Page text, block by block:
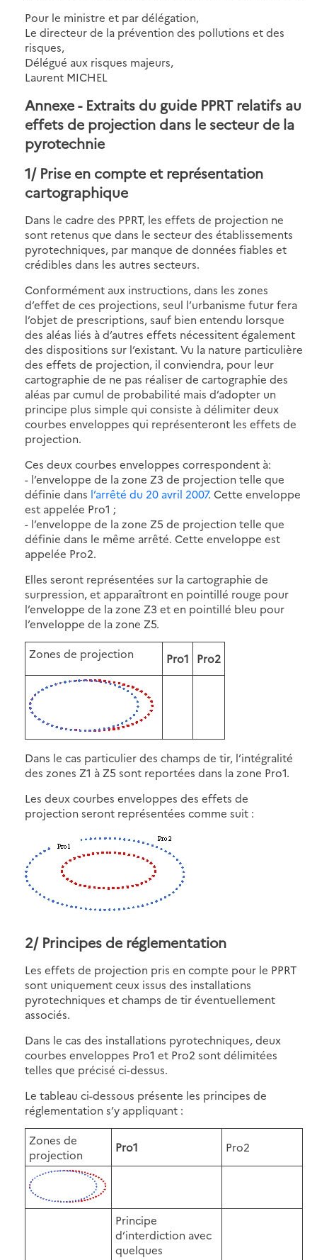
Pour le ministre et par délégation,
Le directeur de la prévention des pollutions et des
risques,
Délégué aux risques majeurs,
Laurent MICHEL
Annexe - Extraits du guide PPRT relatifs au
effets de projection dans le secteur de la
pyrotechnie
1/ Prise en compte et représentation
cartographique
Dans le cadre des PPRT, les effets de projection ne
sont retenus que dans le secteur des établissements
pyrotechniques, par manque de données fiables et
crédibles dans les autres secteurs.
Conformément aux instructions, dans les zones
d’effet de ces projections, seul l’urbanisme futur fera
l’objet de prescriptions, sauf bien entendu lorsque
des aléas liés à d’autres effets nécessitent également
des dispositions sur l’existant. Vu la nature particulière
des effets de projection, il conviendra, pour leur
cartographie de ne pas réaliser de cartographie des
aléas par cumul de probabilité mais d’adopter un
principe plus simple qui consiste à délimiter deux
courbes enveloppes qui représenteront les effets de
projection.
Ces deux courbes enveloppes correspondent à:
- l’enveloppe de la zone Z3 de projection telle que
définie dans l’arrêté du 20 avril 2007. Cette enveloppe
est appelée Pro1 ;
- l’enveloppe de la zone Z5 de projection telle que
définie dans le même arrêté. Cette enveloppe est
appelée Pro2.
Elles seront représentées sur la cartographie de
surpression, et apparaîtront en pointillé rouge pour
l’enveloppe de la zone Z3 et en pointillé bleu pour
l’enveloppe de la zone Z5.
Zones de projection
Pro1 Pro2
Dans le cas particulier des champs de tir, l’intégralité
des zones Z1 à Z5 sont reportées dans la zone Pro1.
Les deux courbes enveloppes des effets de
projection seront représentées comme suit :
2/ Principes de réglementation
Les effets de projection pris en compte pour le PPRT
sont uniquement ceux issus des installations
pyrotechniques et champs de tir éventuellement
associés.
Dans le cas des installations pyrotechniques, deux
courbes enveloppes Pro1 et Pro2 sont délimitées
telles que précisé ci-dessus.
Le tableau ci-dessous présente les principes de
réglementation s’y appliquant :
Zones de
projection
Pro1 Pro2
Principe
d’interdiction avec
quelques